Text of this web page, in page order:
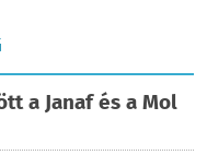
a Janaf és a Mol